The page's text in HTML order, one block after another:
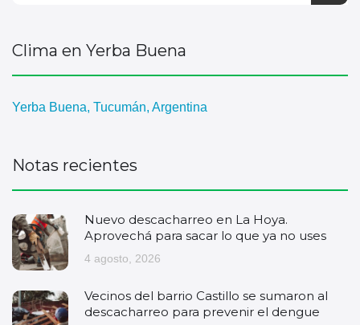
Clima en Yerba Buena
Yerba Buena, Tucumán, Argentina
Notas recientes
Nuevo descacharreo en La Hoya.
Aprovechá para sacar lo que ya no uses
4 agosto, 2026
Vecinos del barrio Castillo se sumaron al
descacharreo para prevenir el dengue